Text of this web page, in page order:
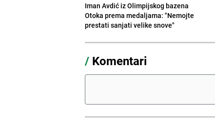
Iman Avdić iz Olimpijskog bazena
Otoka prema medaljama: "Nemojte
prestati sanjati velike snove"
/ Komentari